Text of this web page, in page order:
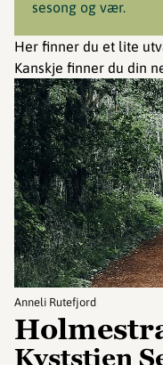
sesong og vær.
Her finner du et lite
Kanskje finner du din
Anneli Rutefjord
Kyststien